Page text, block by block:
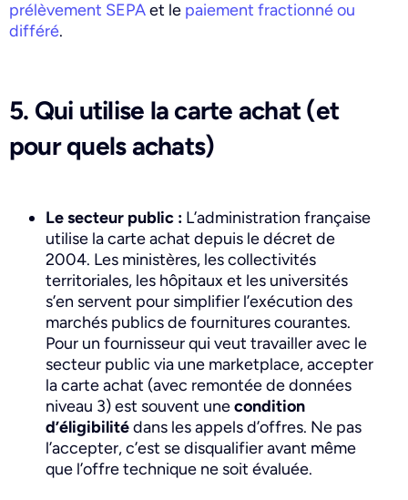
prélèvement SEPAet le paiement fractionné ou
différé.
5. Qui utilise la carte achat (et
pour quels achats)
Le secteur public : L’administration française
utilise la carte achat depuis le décret de
2004. Les ministères, les collectivités
territoriales, les hôpitaux et les universités
s’en servent pour simplifier l’exécution des
marchés publics de fournitures courantes.
Pour un fournisseur qui veut travailler avec le
secteur public via une marketplace, accepter
la carte achat (avec remontée de données
niveau 3) est souvent unecondition
d’éligibilitédans les appels d’offres. Ne pas
l’accepter, c’est se disqualifier avant même
que l’offre technique ne soit évaluée.